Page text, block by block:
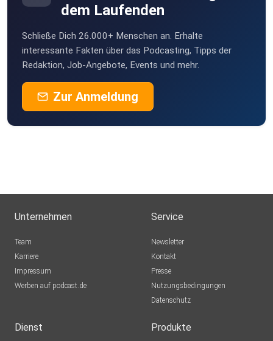
You Tube: Diva Divorce-Vlog:
⁠⁠⁠⁠⁠⁠⁠⁠⁠⁠⁠⁠⁠⁠⁠https://youtube.com/@isabellaburtscher6957?
si=PBQN69uOYbZ6gGEr⁠⁠⁠⁠
Facebook und LinkedIn - siehe unter Isabella Burtscher
dem Laufenden
Schließe Dich 26.000+ Menschen an. Erhalte
interessante Fakten über das Podcasting, Tipps der
Redaktion, Job-Angebote, Events und mehr.
Zur Anmeldung
Unternehmen
Team
Karriere
Impressum
Werben auf podcast.de
Service
Newsletter
Kontakt
Presse
Nutzungsbedingungen
Datenschutz
Dienst Produkte